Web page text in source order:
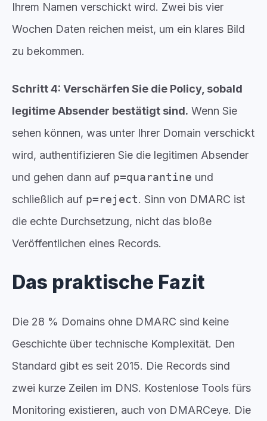
Ihrem Namen verschickt wird. Zwei bis vier
Wochen Daten reichen meist, um ein klares Bild
zu bekommen.
Schritt 4: Verschärfen Sie die Policy, sobald
legitime Absender bestätigt sind. Wenn Sie
sehen können, was unter Ihrer Domain verschickt
wird, authentifizieren Sie die legitimen Absender
und gehen dann auf p=quarantine und
schließlich auf p=reject. Sinn von DMARC ist
die echte Durchsetzung, nicht das bloße
Veröffentlichen eines Records.
Das praktische Fazit
Die 28 % Domains ohne DMARC sind keine
Geschichte über technische Komplexität. Den
Standard gibt es seit 2015. Die Records sind
zwei kurze Zeilen im DNS. Kostenlose Tools fürs
Monitoring existieren, auch von DMARCeye. Die